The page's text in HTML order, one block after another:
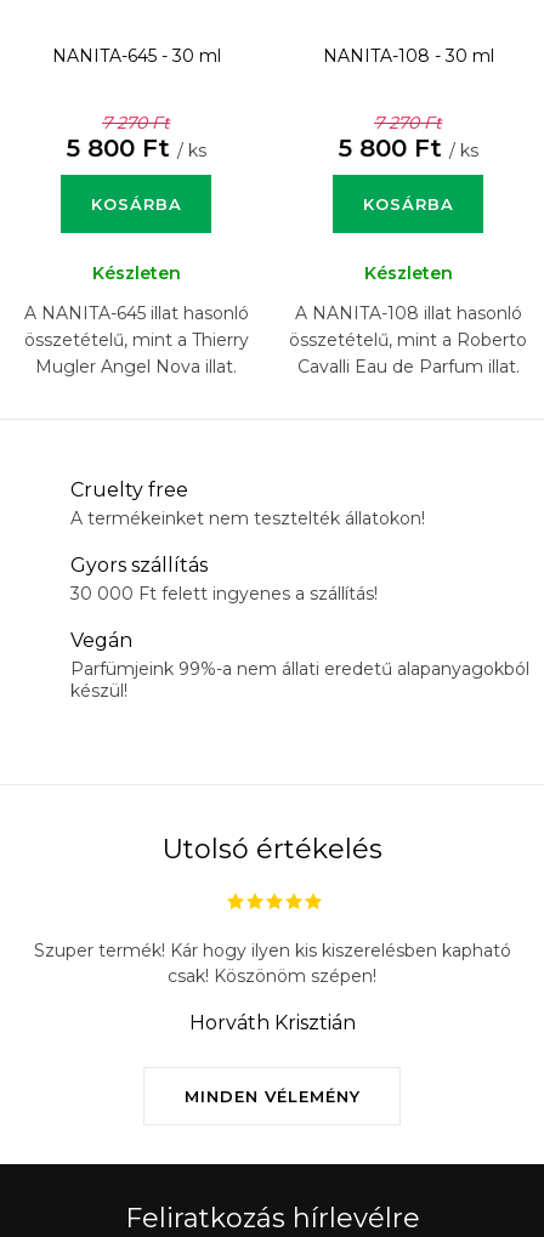
NANITA-645 - 30 ml
7 270 Ft
5 800 Ft / ks
KOSÁRBA
Készleten
A NANITA-645 illat hasonló
összetételű, mint a Thierry
Mugler Angel Nova illat.
NANITA-108 - 30 ml
7 270 Ft
5 800 Ft / ks
KOSÁRBA
Készleten
A NANITA-108 illat hasonló
összetételű, mint a Roberto
Cavalli Eau de Parfum illat.
Cruelty free
A termékeinket nem tesztelték állatokon!
Gyors szállítás
30 000 Ft felett ingyenes a szállítás!
Vegán
Parfümjeink 99%-a nem állati eredetű alapanyagokból
készül!
Utolsó értékelés
MINDEN VÉLEMÉNY
Szuper termék! Kár hogy ilyen kis kiszerelésben kapható
csak! Köszönöm szépen!
Horváth Krisztián
Feliratkozás hírlevélre